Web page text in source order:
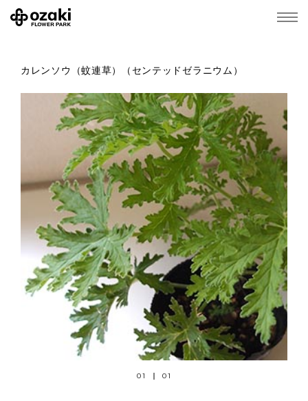
カレンソウ（蚊連草）（センテッドゼラニウム）
01 01